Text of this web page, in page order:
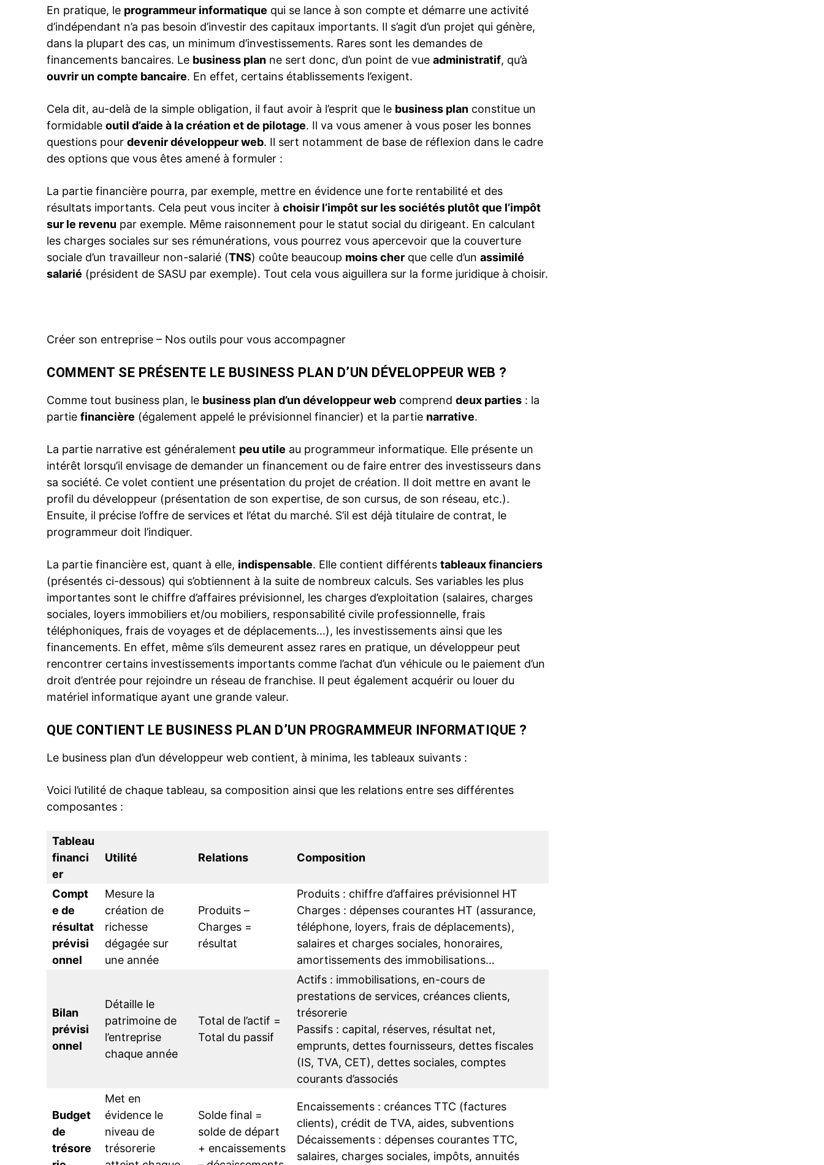
En pratique, le programmeur informatique qui se lance à son compte et démarre une activité
d’indépendant n’a pas besoin d’investir des capitaux importants. Il s’agit d’un projet qui génère,
dans la plupart des cas, un minimum d’investissements. Rares sont les demandes de
financements bancaires. Le business plan ne sert donc, d’un point de vue administratif, qu’à
ouvrir un compte bancaire. En effet, certains établissements l’exigent.
Cela dit, au-delà de la simple obligation, il faut avoir à l’esprit que le business plan constitue un
formidable outil d’aide à la création et de pilotage. Il va vous amener à vous poser les bonnes
questions pour devenir développeur web. Il sert notamment de base de réflexion dans le cadre
des options que vous êtes amené à formuler :
La partie financière pourra, par exemple, mettre en évidence une forte rentabilité et des
résultats importants. Cela peut vous inciter à choisir l’impôt sur les sociétés plutôt que l’impôt
sur le revenu par exemple. Même raisonnement pour le statut social du dirigeant. En calculant
les charges sociales sur ses rémunérations, vous pourrez vous apercevoir que la couverture
sociale d’un travailleur non-salarié (TNS) coûte beaucoup moins cher que celle d’un assimilé
salarié (président de SASU par exemple). Tout cela vous aiguillera sur la forme juridique à choisir.
Créer son entreprise – Nos outils pour vous accompagner
COMMENT SE PRÉSENTE LE BUSINESS PLAN D’UN DÉVELOPPEUR WEB ?
Comme tout business plan, le business plan d’un développeur web comprend deux parties : la
partie financière (également appelé le prévisionnel financier) et la partie narrative.
La partie narrative est généralement peu utile au programmeur informatique. Elle présente un
intérêt lorsqu’il envisage de demander un financement ou de faire entrer des investisseurs dans
sa société. Ce volet contient une présentation du projet de création. Il doit mettre en avant le
profil du développeur (présentation de son expertise, de son cursus, de son réseau, etc.).
Ensuite, il précise l’offre de services et l’état du marché. S’il est déjà titulaire de contrat, le
programmeur doit l’indiquer.
La partie financière est, quant à elle, indispensable. Elle contient différents tableaux financiers
(présentés ci-dessous) qui s’obtiennent à la suite de nombreux calculs. Ses variables les plus
importantes sont le chiffre d’affaires prévisionnel, les charges d’exploitation (salaires, charges
sociales, loyers immobiliers et/ou mobiliers, responsabilité civile professionnelle, frais
téléphoniques, frais de voyages et de déplacements…), les investissements ainsi que les
financements. En effet, même s’ils demeurent assez rares en pratique, un développeur peut
rencontrer certains investissements importants comme l’achat d’un véhicule ou le paiement d’un
droit d’entrée pour rejoindre un réseau de franchise. Il peut également acquérir ou louer du
matériel informatique ayant une grande valeur.
QUE CONTIENT LE BUSINESS PLAN D’UN PROGRAMMEUR INFORMATIQUE ?
Le business plan d’un développeur web contient, à minima, les tableaux suivants :
Voici l’utilité de chaque tableau, sa composition ainsi que les relations entre ses différentes
composantes :
Tableau
financi
er
Utilité Relations Composition
Compt
e de
résultat
prévisi
onnel
Mesure la
création de
richesse
dégagée sur
une année
Produits –
Charges =
résultat
Produits : chiffre d’affaires prévisionnel HT
Charges : dépenses courantes HT (assurance,
téléphone, loyers, frais de déplacements),
salaires et charges sociales, honoraires,
amortissements des immobilisations…
Bilan
prévisi
onnel
Détaille le
patrimoine de
l’entreprise
chaque année
Total de l’actif =
Total du passif
Actifs : immobilisations, en-cours de
prestations de services, créances clients,
trésorerie
Passifs : capital, réserves, résultat net,
emprunts, dettes fournisseurs, dettes fiscales
(IS, TVA, CET), dettes sociales, comptes
courants d’associés
Budget
de
trésore
Met en
évidence le
niveau de
trésorerie
Solde final =
solde de départ
+ encaissements
Encaissements : créances TTC (factures
clients), crédit de TVA, aides, subventions
Décaissements : dépenses courantes TTC,
salaires, charges sociales, impôts, annuités